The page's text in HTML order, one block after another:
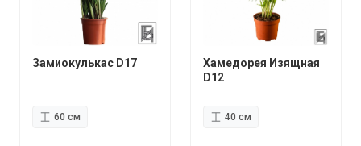
Замиокулькас D17
60 см
Хамедорея Изящная
D12
40 см